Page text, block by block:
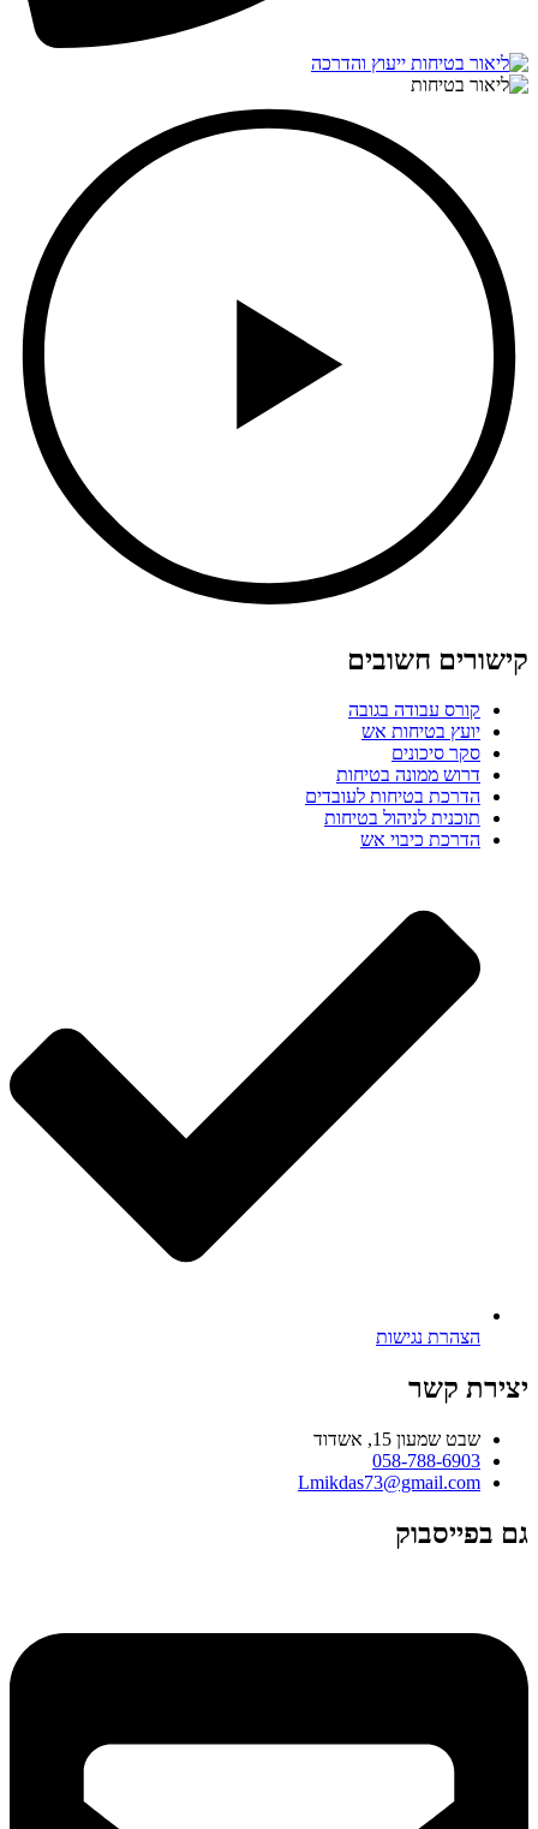
קישורים חשובים
קורס עבודה בגובה
יועץ בטיחות אש
סקר סיכונים
דרוש ממונה בטיחות
הדרכת בטיחות לעובדים
תוכנית לניהול בטיחות
הדרכת כיבוי אש
הצהרת נגישות
יצירת קשר
שבט שמעון 15, אשדוד
058-788-6903
Lmikdas73@gmail.com
גם בפייסבוק